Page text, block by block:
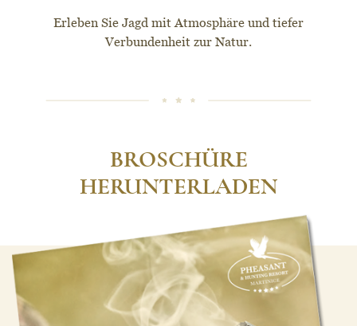
Erleben Sie Jagd mit Atmosphäre und tiefer
Verbundenheit zur Natur.
BROSCHÜRE
HERUNTERLADEN